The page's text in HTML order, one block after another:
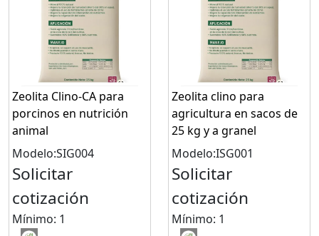
Zeolita Clino-CA para
porcinos en nutrición
animal
Modelo:SIG004
Solicitar
cotización
Mínimo: 1
Zeolita clino para
agricultura en sacos de
25 kg y a granel
Modelo:ISG001
Solicitar
cotización
Mínimo: 1